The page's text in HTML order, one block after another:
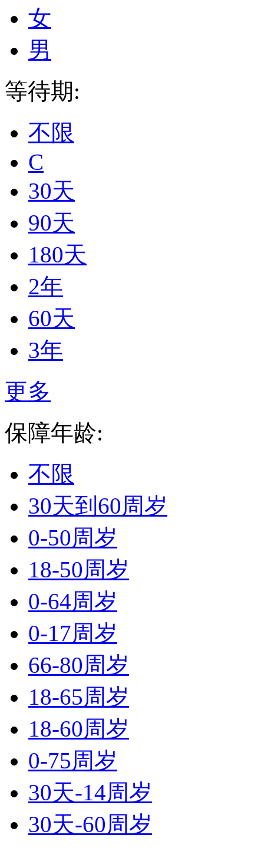
女
男
等待期:
不限
C
30天
90天
180天
2年
60天
3年
更多
保障年龄:
不限
30天到60周岁
0-50周岁
18-50周岁
0-64周岁
0-17周岁
66-80周岁
18-65周岁
18-60周岁
0-75周岁
30天-14周岁
30天-60周岁